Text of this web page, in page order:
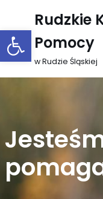
Otwórz pasek narzędzi
Przejdź
do
treści
Rudzkie
Pomocy
w Rudzie Śląskiej